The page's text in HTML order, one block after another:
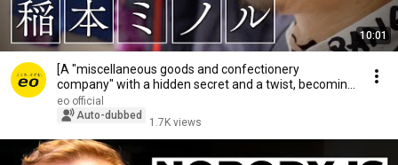
10:01
[A "miscellaneous goods and confectionery
company" with a hidden secret and a twist, becoming
the...
eo official
Auto-dubbed
1.7K views